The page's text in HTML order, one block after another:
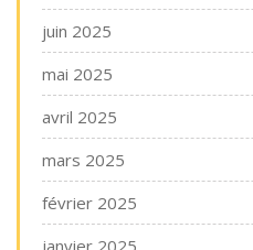
juin 2025
mai 2025
avril 2025
mars 2025
février 2025
janvier 2025